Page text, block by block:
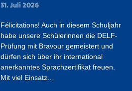
31. Juli 2026
Félicitations! Auch in diesem Schuljahr
habe unsere Schülerinnen die DELF-
Prüfung mit Bravour gemeistert und
dürfen sich über ihr international
anerkanntes Sprachzertifikat freuen.
Mit viel Einsatz…